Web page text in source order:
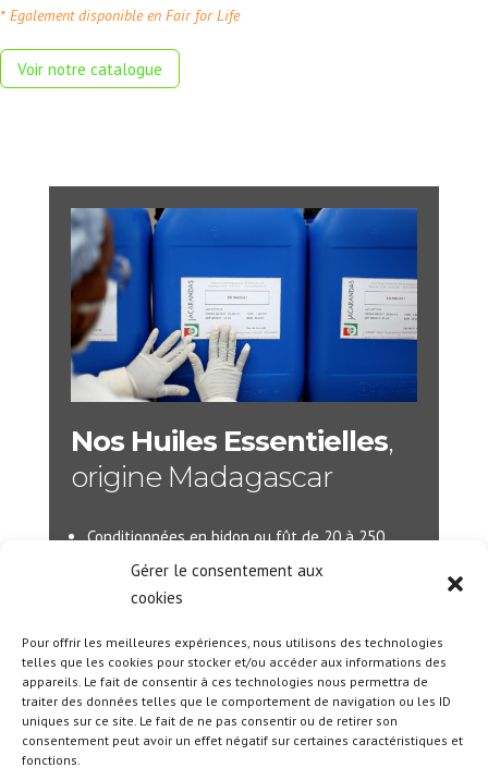
Gérer le consentement aux
cookies
Pour offrir les meilleures expériences, nous utilisons des technologies
telles que les cookies pour stocker et/ou accéder aux informations des
appareils. Le fait de consentir à ces technologies nous permettra de
traiter des données telles que le comportement de navigation ou les ID
uniques sur ce site. Le fait de ne pas consentir ou de retirer son
consentement peut avoir un effet négatif sur certaines caractéristiques et
fonctions.
* Egalement disponible en Fair for Life
Voir notre catalogue
Nos Huiles Essentielles,
origine Madagascar
Conditionnées en bidon ou fût de 20 à 250
Disponibles depuis notre stock France ou au
Pour plus d’informations :info@jacarandas-
international.com